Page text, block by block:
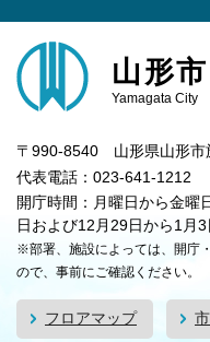
山形市
Yamagata City
〒990-8540 山形県山形市
代表電話：023-641-1212
開庁時間：月曜日から金曜
日および12月29日から1月3
※部署、施設によっては、開庁
ので、事前にご確認ください。
フロアマップ